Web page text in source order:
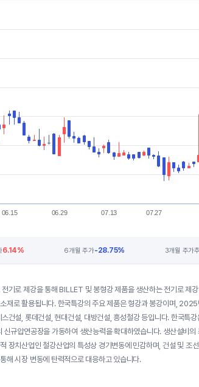
06.15 06.29 07.13 07.27
6.14% 6개월 주가-28.75% 3개월 주가
기로 제강을 통해 BILLET 및 봉형강 제품을 생산하는 전기로 제
재로 활용됩니다. 한국특강의 주요 제품은 형강과 봉강이며,
건설, 롯데건설, 현대건설, 대방건설, 흥성철강 등입니다. 한국특
규압연공장을 가동하여 생산능력을 확대하였습니다. 생산설비
장치산업인 철강산업의 특성상 경기변동에 민감하며, 건설 및 조
해 시장 변동에 탄력적으로 대응하고 있습니다.